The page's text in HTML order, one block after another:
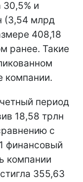
30,5% и
(3,54 млрд
408,18
ранее. Такие
компании.
период
18,58 трлн
с
финансовый
компании
355,63